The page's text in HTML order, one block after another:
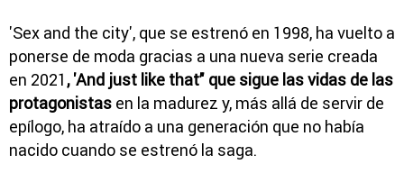
'Sex and the city', que se estrenó en 1998, ha vuelto a
ponerse de moda gracias a una nueva serie creada
en 2021 , 'And just like that’' que sigue las vidas de las
protagonistas en la madurez y, más allá de servir de
epílogo, ha atraído a una generación que no había
nacido cuando se estrenó la saga.